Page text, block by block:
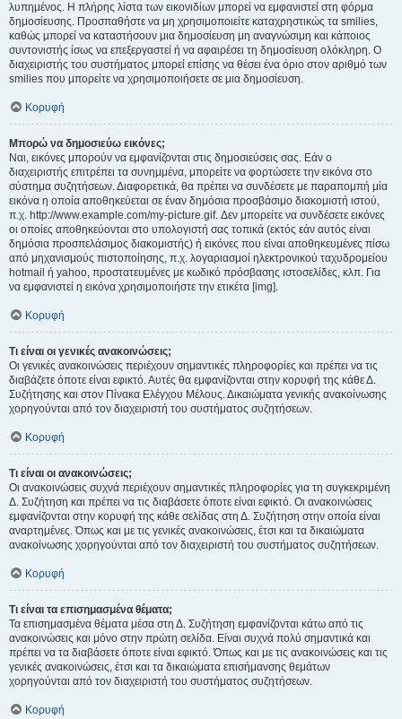
λυπημένος. Η πλήρης λίστα των εικονιδίων μπορεί να εμφανιστεί στη φόρμα
δημοσίευσης. Προσπαθήστε να μη χρησιμοποιείτε καταχρηστικώς τα smilies,
καθώς μπορεί να καταστήσουν μια δημοσίευση μη αναγνώσιμη και κάποιος
συντονιστής ίσως να επεξεργαστεί ή να αφαιρέσει τη δημοσίευση ολόκληρη. Ο
διαχειριστής του συστήματος μπορεί επίσης να θέσει ένα όριο στον αριθμό των
smilies που μπορείτε να χρησιμοποιήσετε σε μια δημοσίευση.
Κορυφή
Μπορώ να δημοσιεύω εικόνες;
Ναι, εικόνες μπορούν να εμφανίζονται στις δημοσιεύσεις σας. Εάν ο
διαχειριστής επιτρέπει τα συνημμένα, μπορείτε να φορτώσετε την εικόνα στο
σύστημα συζητήσεων. Διαφορετικά, θα πρέπει να συνδέσετε με παραπομπή μία
εικόνα η οποία αποθηκεύεται σε έναν δημόσια προσβάσιμο διακομιστή ιστού,
π.χ. http://www.example.com/my-picture.gif. Δεν μπορείτε να συνδέσετε εικόνες
οι οποίες αποθηκεύονται στο υπολογιστή σας τοπικά (εκτός εάν αυτός είναι
δημόσια προσπελάσιμος διακομιστής) ή εικόνες που είναι αποθηκευμένες πίσω
από μηχανισμούς πιστοποίησης, π.χ. λογαριασμοί ηλεκτρονικού ταχυδρομείου
hotmail ή yahoo, προστατευμένες με κωδικό πρόσβασης ιστοσελίδες, κλπ. Για
να εμφανιστεί η εικόνα χρησιμοποιήστε την ετικέτα [img].
Κορυφή
Τι είναι οι γενικές ανακοινώσεις;
Οι γενικές ανακοινώσεις περιέχουν σημαντικές πληροφορίες και πρέπει να τις
διαβάζετε όποτε είναι εφικτό. Αυτές θα εμφανίζονται στην κορυφή της κάθε Δ.
Συζήτησης και στον Πίνακα Ελέγχου Μέλους. Δικαιώματα γενικής ανακοίνωσης
χορηγούνται από τον διαχειριστή του συστήματος συζητήσεων.
Κορυφή
Τι είναι οι ανακοινώσεις;
Οι ανακοινώσεις συχνά περιέχουν σημαντικές πληροφορίες για τη συγκεκριμένη
Δ. Συζήτηση και πρέπει να τις διαβάσετε όποτε είναι εφικτό. Οι ανακοινώσεις
εμφανίζονται στην κορυφή της κάθε σελίδας στη Δ. Συζήτηση στην οποία είναι
αναρτημένες. Όπως και με τις γενικές ανακοινώσεις, έτσι και τα δικαιώματα
ανακοίνωσης χορηγούνται από τον διαχειριστή του συστήματος συζητήσεων.
Κορυφή
Τι είναι τα επισημασμένα θέματα;
Τα επισημασμένα θέματα μέσα στη Δ. Συζήτηση εμφανίζονται κάτω από τις
ανακοινώσεις και μόνο στην πρώτη σελίδα. Είναι συχνά πολύ σημαντικά και
πρέπει να τα διαβάσετε όποτε είναι εφικτό. Όπως και με τις ανακοινώσεις και τις
γενικές ανακοινώσεις, έτσι και τα δικαιώματα επισήμανσης θεμάτων
χορηγούνται από τον διαχειριστή του συστήματος συζητήσεων.
Κορυφή